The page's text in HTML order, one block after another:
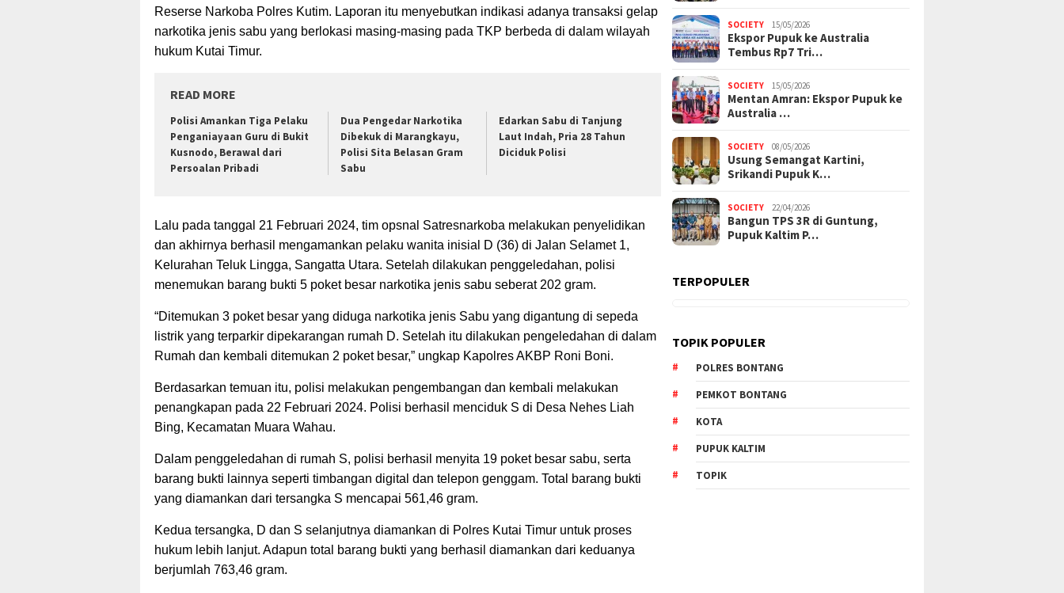
Reserse Narkoba Polres Kutim. Laporan itu menyebutkan indikasi adanya transaksi gelap
narkotika jenis sabu yang berlokasi masing-masing pada TKP berbeda di dalam wilayah
hukum Kutai Timur.
READ MORE
Polisi Amankan Tiga Pelaku
Penganiayaan Guru di Bukit
Kusnodo, Berawal dari
Persoalan Pribadi
Dua Pengedar Narkotika
Dibekuk di Marangkayu,
Polisi Sita Belasan Gram
Sabu
Edarkan Sabu di Tanjung
Laut Indah, Pria 28 Tahun
Diciduk Polisi
Lalu pada tanggal 21 Februari 2024, tim opsnal Satresnarkoba melakukan penyelidikan
dan akhirnya berhasil mengamankan pelaku wanita inisial D (36) di Jalan Selamet 1,
Kelurahan Teluk Lingga, Sangatta Utara. Setelah dilakukan penggeledahan, polisi
menemukan barang bukti 5 poket besar narkotika jenis sabu seberat 202 gram.
“Ditemukan 3 poket besar yang diduga narkotika jenis Sabu yang digantung di sepeda
listrik yang terparkir dipekarangan rumah D. Setelah itu dilakukan pengeledahan di dalam
Rumah dan kembali ditemukan 2 poket besar,” ungkap Kapolres AKBP Roni Boni.
Berdasarkan temuan itu, polisi melakukan pengembangan dan kembali melakukan
penangkapan pada 22 Februari 2024. Polisi berhasil menciduk S di Desa Nehes Liah
Bing, Kecamatan Muara Wahau.
Dalam penggeledahan di rumah S, polisi berhasil menyita 19 poket besar sabu, serta
barang bukti lainnya seperti timbangan digital dan telepon genggam. Total barang bukti
yang diamankan dari tersangka S mencapai 561,46 gram.
Kedua tersangka, D dan S selanjutnya diamankan di Polres Kutai Timur untuk proses
hukum lebih lanjut. Adapun total barang bukti yang berhasil diamankan dari keduanya
berjumlah 763,46 gram.
SOCIETY 15/05/2026
Ekspor Pupuk ke Australia
Tembus Rp7 Tri…
SOCIETY 15/05/2026
Mentan Amran: Ekspor Pupuk ke
Australia …
SOCIETY 08/05/2026
Usung Semangat Kartini,
Srikandi Pupuk K…
SOCIETY 22/04/2026
Bangun TPS 3R di Guntung,
Pupuk Kaltim P…
TERPOPULER
TOPIK POPULER
POLRES BONTANG
PEMKOT BONTANG
KOTA
PUPUK KALTIM
TOPIK